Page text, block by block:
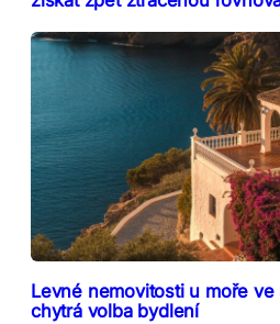
Levné nemovitosti u moře
chytrá volba bydlení